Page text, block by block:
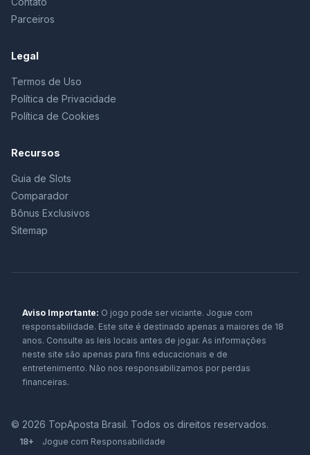
Parceiros
Legal
Termos de Uso
Política de Privacidade
Política de Cookies
Recursos
Guia de Slots
Comparador
Bônus Exclusivos
Sitemap
Aviso Importante: O jogo pode ser viciante. Jogue com
responsabilidade. Este site é destinado apenas a maiores de 18
anos. Consulte as leis locais antes de jogar. As informações
neste site são apenas para fins educacionais e de
entretenimento. Não nos responsabilizamos por perdas
financeiras.
© 2026 TopAposta Brasil. Todos os direitos reservados.
18+ Jogue com Responsabilidade